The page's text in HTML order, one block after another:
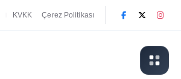
KVKK Çerez Politikası